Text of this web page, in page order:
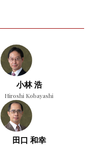
小林 浩
Hiroshi Kobayashi
田口 和幸